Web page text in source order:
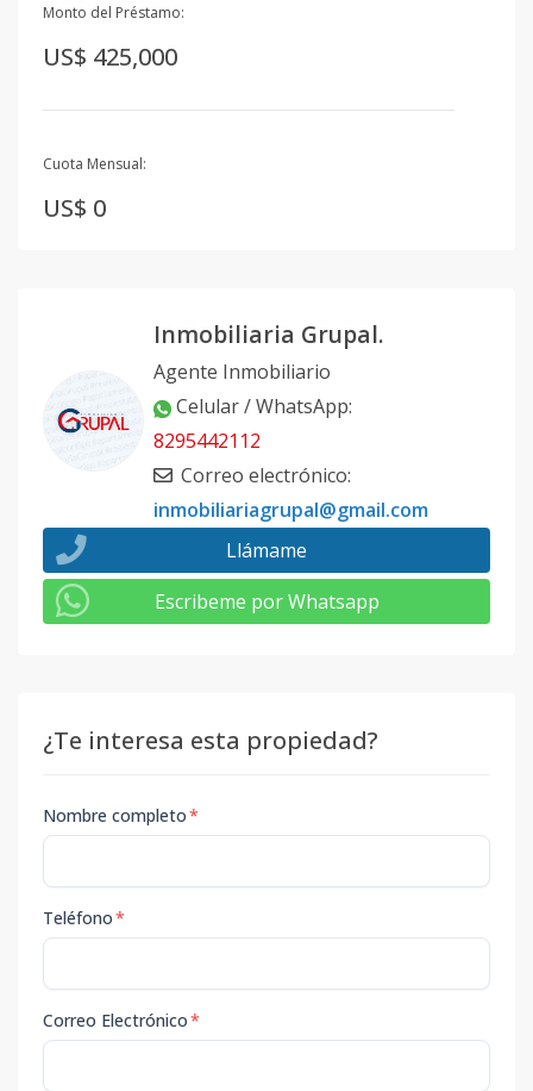
Monto del Préstamo:
US$ 425,000
Cuota Mensual:
US$ 0
Inmobiliaria Grupal.
Agente Inmobiliario
Celular / WhatsApp:
8295442112
Correo electrónico:
inmobiliariagrupal@gmail.com
Llámame
Escribeme por Whatsapp
¿Te interesa esta propiedad?
Nombre completo*
Teléfono*
Correo Electrónico*